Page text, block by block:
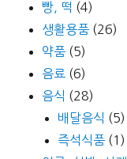
빵, 떡 (4)
생활용품 (26)
약품 (5)
음료 (6)
음식 (28)
배달음식 (5)
즉석식품 (1)